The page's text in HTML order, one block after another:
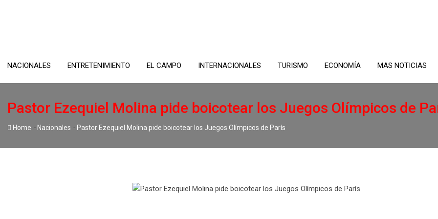
NACIONALES ENTRETENIMIENTO EL CAMPO INTERNACIONALES TURISMO ECONOMÍA MAS NOTICIAS
Pastor Ezequiel Molina pide boicotear los Juegos Olímpicos de
Home - Nacionales - Pastor Ezequiel Molina pide boicotear los Juegos Olímpicos de París